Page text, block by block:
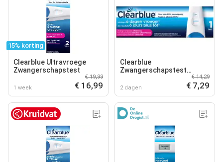
15% korting
Clearblue Ultravroege
Zwangerschapstest
1 week
€ 19,99
€ 16,99
Clearblue
Zwangerschapstest
2 dagen
€ 14,29
€ 7,29